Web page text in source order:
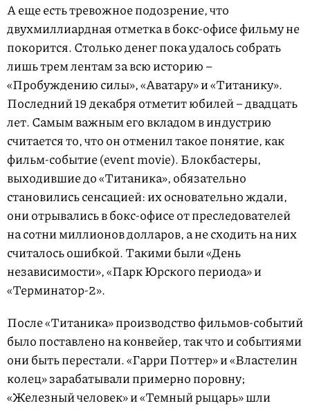
А еще есть тревожное подозрение, что
двухмиллиардная отметка в бокс-офисе фильму не
покорится. Столько денег пока удалось собрать
лишь трем лентам за всю историю –
«Пробуждению силы», «Аватару» и «Титанику».
Последний 19 декабря отметит юбилей – двадцать
лет. Самым важным его вкладом в индустрию
считается то, что он отменил такое понятие, как
фильм-событие (event movie). Блокбастеры,
выходившие до «Титаника», обязательно
становились сенсацией: их основательно ждали,
они отрывались в бокс-офисе от преследователей
на сотни миллионов долларов, а не сходить на них
считалось ошибкой. Такими были «День
независимости», «Парк Юрского периода» и
«Терминатор-2».
После «Титаника» производство фильмов-событий
было поставлено на конвейер, так что и событиями
они быть перестали. «Гарри Поттер» и «Властелин
колец» зарабатывали примерно поровну;
«Железный человек» и «Темный рыцарь» шли